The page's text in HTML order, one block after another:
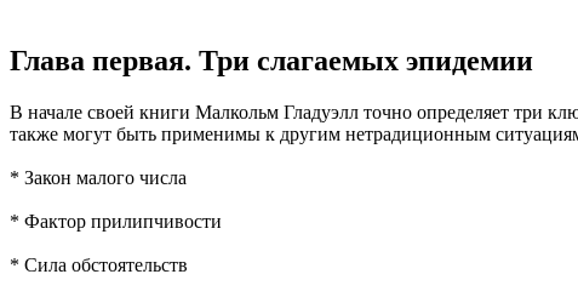
Глава первая. Три слагаемых эпидемии
В начале своей книги Малкольм Гладуэлл точно определяет три
также могут быть применимы к другим нетрадиционным
* Закон малого числа
* Фактор прилипчивости
* Сила обстоятельств